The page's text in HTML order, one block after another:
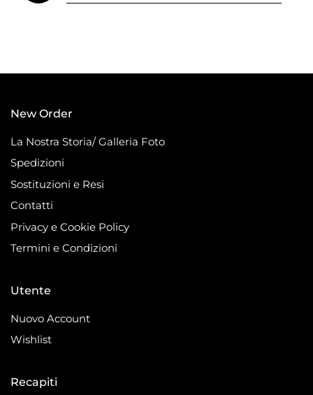
New Order
La Nostra Storia/ Galleria Foto
Spedizioni
Sostituzioni e Resi
Contatti
Privacy e Cookie Policy
Termini e Condizioni
Utente
Nuovo Account
Wishlist
Recapiti